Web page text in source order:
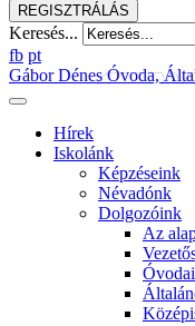
REGISZTRÁLÁS
Keresés...
fb pt
Gábor Dénes Óvoda,
Hírek
Iskolánk
Képzéseink
Névadónk
Dolgozóink
Az